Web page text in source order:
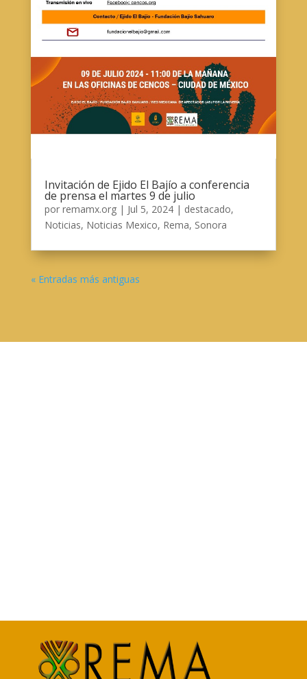
Invitación de Ejido El Bajío a conferencia
de prensa el martes 9 de julio
por remamx.org| Jul 5, 2024| destacado,
Noticias, Noticias Mexico, Rema, Sonora
« Entradas más antiguas